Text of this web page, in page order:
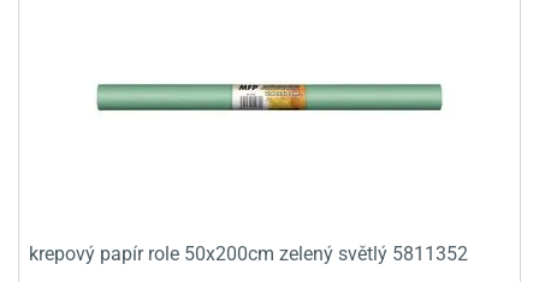
krepový papír role 50x200cm zelený světlý 5811352